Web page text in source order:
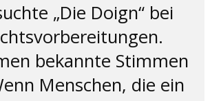
„Die Doign“ bei
bekannte Stimmen
Menschen, die ein